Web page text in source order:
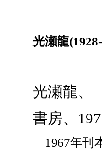
光瀬龍
光瀬龍、
書房、
1967年刊